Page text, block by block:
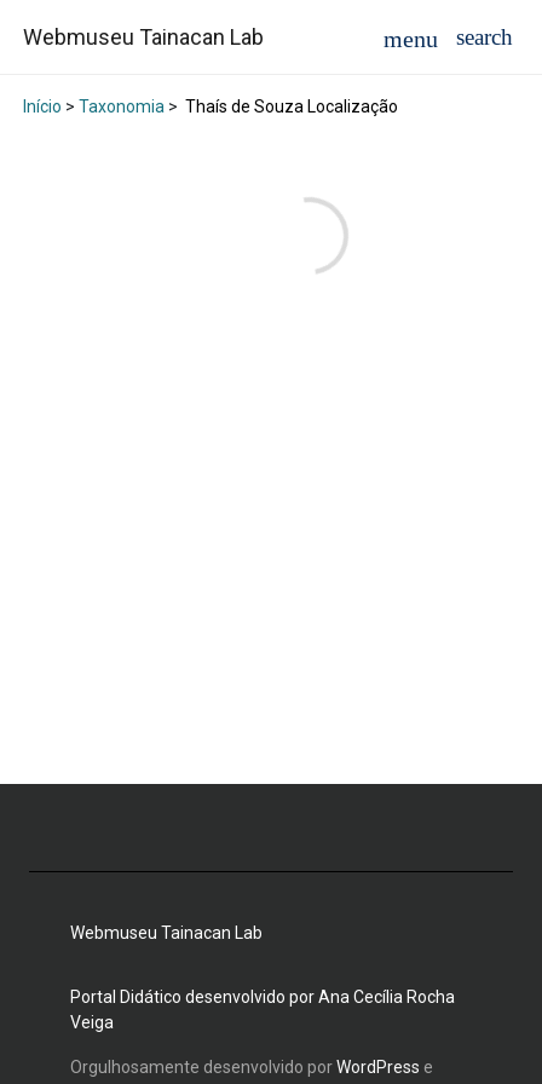
Webmuseu Tainacan Lab
Início > Taxonomia> Thaís de Souza Localização
Webmuseu Tainacan Lab
Portal Didático desenvolvido por Ana Cecília Rocha
Veiga
Orgulhosamente desenvolvido porWordPress e